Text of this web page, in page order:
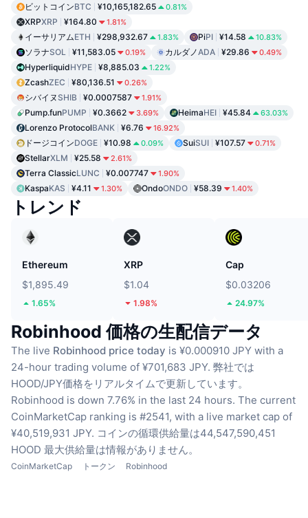
ビットコインBTC ¥10,165,182.65 0.81%
XRPXRP ¥164.80 1.81%
イーサリアムETH ¥298,932.67 1.83% PiPI ¥14.58 10.83%
ソラナSOL ¥11,583.05 0.19% カルダノADA ¥29.86 0.49%
HyperliquidHYPE ¥8,885.03 1.22%
ZcashZEC ¥80,136.51 0.26%
シバイヌ SHIB ¥0.0007587 1.91%
Pump.funPUMP ¥0.3662 3.69% HeimaHEI ¥45.84 63.03%
Lorenzo ProtocolBANK ¥6.76 16.92%
ドージコインDOGE ¥10.98 0.09% SuiSUI ¥107.57 0.71%
StellarXLM ¥25.58 2.61%
Terra ClassicLUNC ¥0.007747 1.90%
KaspaKAS ¥4.11 1.30% OndoONDO ¥58.39 1.40%
トレンド
Ethereum
$1,895.49
1.65%
XRP
$1.04
1.98%
Cap
$0.03206
24.97%
Robinhood 価格の生配信データ
The live Robinhood price today is ¥0.000910 JPY with a
24-hour trading volume of ¥701,683 JPY. 弊社では
HOOD/JPY価格をリアルタイムで更新しています。
Robinhood is down 7.76% in the last 24 hours. The current
CoinMarketCap ranking is #2541, with a live market cap of
¥40,519,931 JPY. コインの循環供給量は44,547,590,451
HOOD 最大供給量は情報がありません。
CoinMarketCap トークン Robinhood